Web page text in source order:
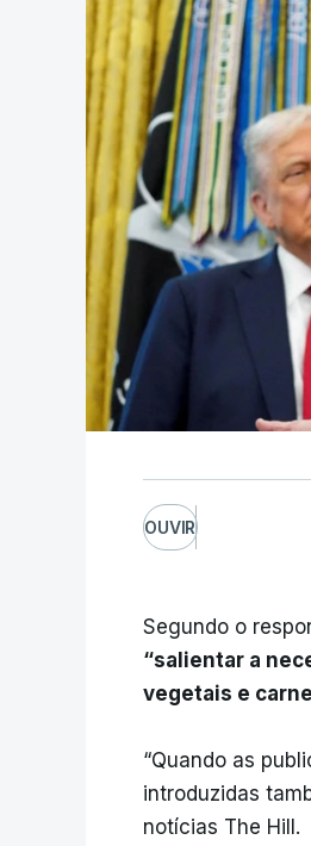
OUVIR
Segundo o
“salientar a
vegetais e
“Quando as
introduzidas
notícias The Hill.